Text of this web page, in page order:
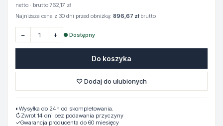
netto · brutto 762,17 zł
Najniższa cena z 30 dni przed obniżką: 896,67 złbrutto
− + ● Dostępny
Do koszyka
♡ Dodaj do ulubionych
◐ Wysyłka do 24h od skompletowania.
↻Zwrot 14 dni bez podawania przyczyny
✓Gwarancja producenta do 60 miesięcy